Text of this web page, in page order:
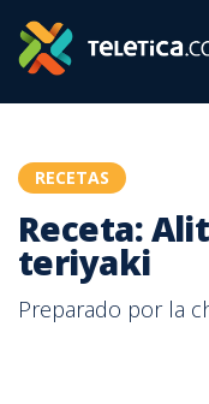
RECETAS
Receta:
teriyaki
Preparado por la